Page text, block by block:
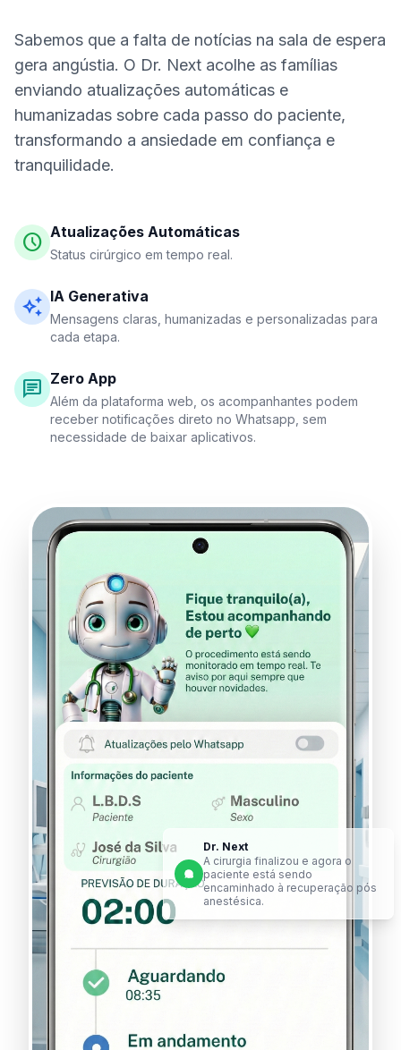
Sabemos que a falta de notícias na sala de espera
gera angústia. O Dr. Next acolhe as famílias
enviando atualizações automáticas e
humanizadas sobre cada passo do paciente,
transformando a ansiedade em confiança e
tranquilidade.
schedule Atualizações Automáticas
Status cirúrgico em tempo real.
auto_awesome IA Generativa
Mensagens claras, humanizadas e personalizadas para
cada etapa.
chat Zero App
Além da plataforma web, os acompanhantes podem
receber notificações direto no Whatsapp, sem
necessidade de baixar aplicativos.
Dr. Next
A cirurgia finalizou e agora o
paciente está sendo
encaminhado à recuperação pós
anestésica.